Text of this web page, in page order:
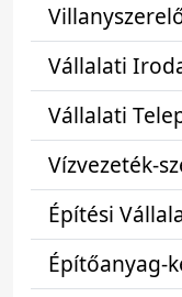
Vállalati
Vállalati
Vízvezeték-
Építési
Építőanyag-